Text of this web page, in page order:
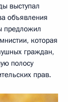
выступал
объявления
предложил
которая
граждан,
полосу
прав.